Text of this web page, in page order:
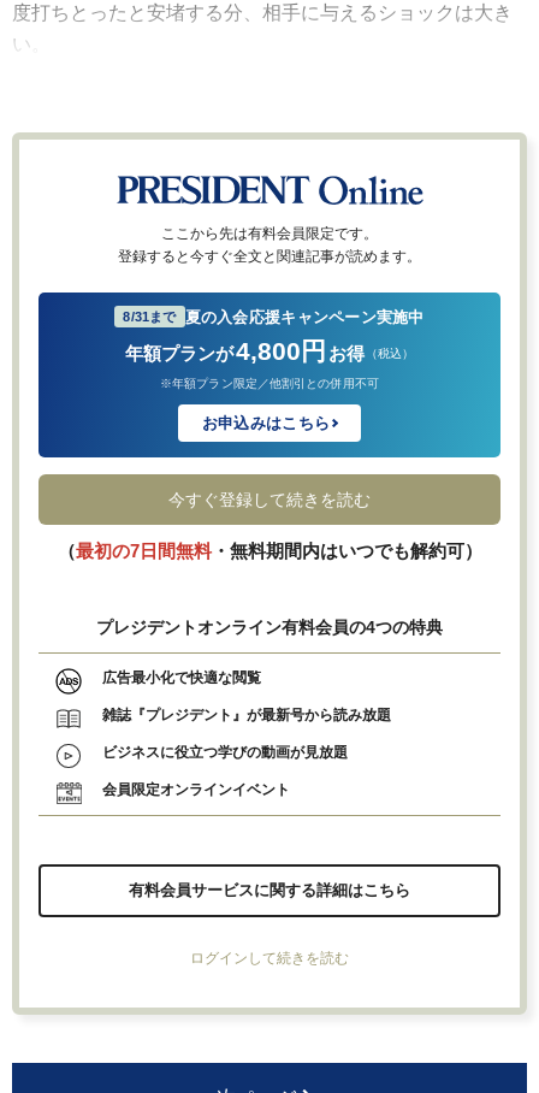
度打ちとったと安堵する分、相手に与えるショックは大き
い。
ここから先は有料会員限定です。
登録すると今すぐ全文と関連記事が読めます。
8/31まで 夏の入会応援キャンペーン実施中
年額プランが4,800円 お得 （税込）
※年額プラン限定／他割引との併用不可
お申込みはこちら
今すぐ登録して続きを読む
（最初の7日間無料・無料期間内はいつでも解約可）
プレジデントオンライン有料会員の4つの特典
広告最小化で快適な閲覧
雑誌『プレジデント』が最新号から読み放題
ビジネスに役立つ学びの動画が見放題
会員限定オンラインイベント
有料会員サービスに関する詳細はこちら
ログインして続きを読む